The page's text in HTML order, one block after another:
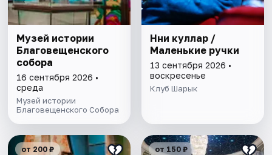
Музей истории
Благовещенского
собора
16 сентября 2026 •
среда
Музей истории
Благовещенского Собора
Нәни куллар /
Маленькие ручки
13 сентября 2026 •
воскресенье
Клуб Шарык
от 200 ₽ от 150 ₽